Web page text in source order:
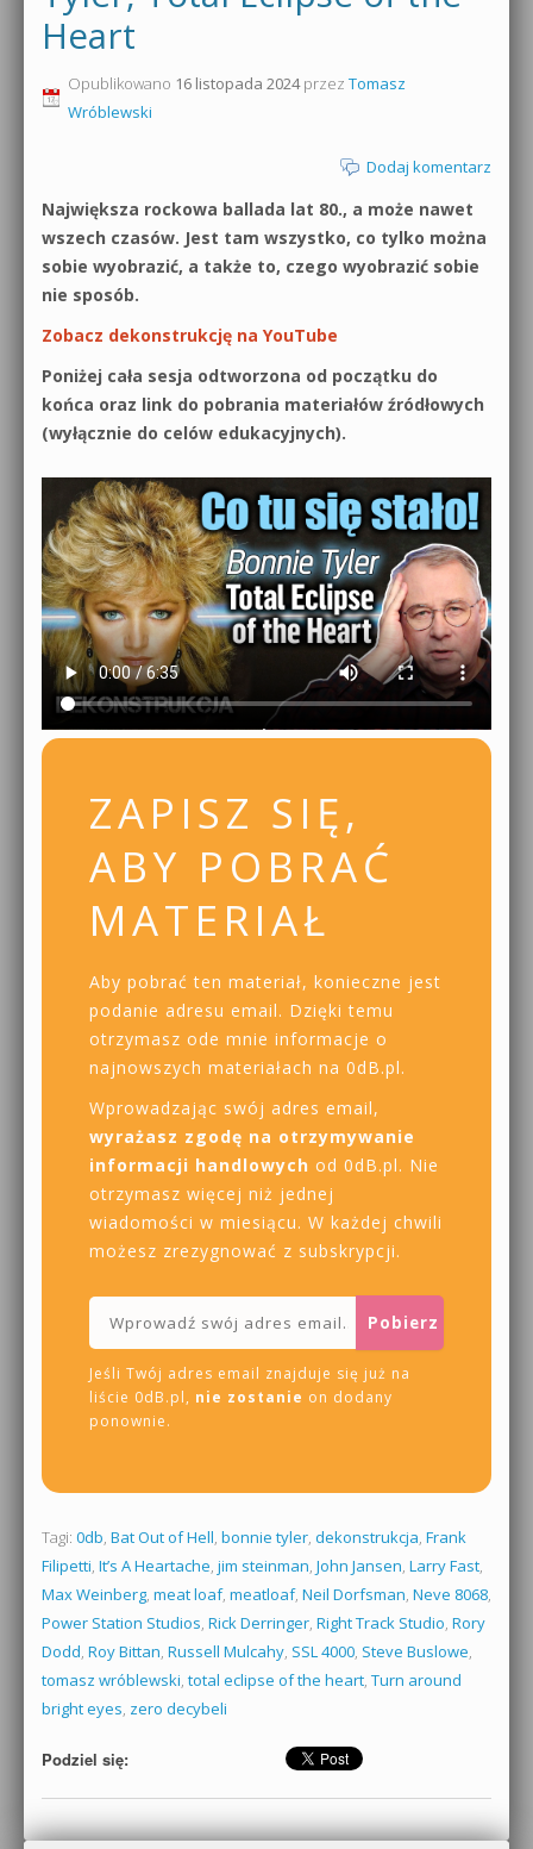
Produkcja muzyczna od podstaw
Sylenth1 od podstaw
Dubstep z syntezatorem Massive
Kontakt 5 Kompendium
0dB.pl - informacje
Newsletter
Polityka prywatności
Regulamin
Wyszukiwanie
Heart
Opublikowano 16 listopada 2024przez Tomasz
Wróblewski
Dodaj komentarz
Największa rockowa ballada lat 80., a może nawet
wszech czasów. Jest tam wszystko, co tylko można
sobie wyobrazić, a także to, czego wyobrazić sobie
nie sposób.
Zobacz dekonstrukcję na YouTube
Poniżej cała sesja odtworzona od początku do
końca oraz link do pobrania materiałów źródłowych
(wyłącznie do celów edukacyjnych).
ZAPISZ SIĘ,
ABY POBRAĆ
MATERIAŁ
Aby pobrać ten materiał, konieczne jest
podanie adresu email. Dzięki temu
otrzymasz ode mnie informacje o
najnowszych materiałach na 0dB.pl.
Wprowadzając swój adres email,
wyrażasz zgodę na otrzymywanie
informacji handlowych od 0dB.pl. Nie
otrzymasz więcej niż jednej
wiadomości w miesiącu. W każdej chwili
możesz zrezygnować z subskrypcji.
Jeśli Twój adres email znajduje się już na
liście 0dB.pl, nie zostanie on dodany
ponownie.
Tagi: 0db, Bat Out of Hell, bonnie tyler, dekonstrukcja, Frank
Filipetti, It’s A Heartache, jim steinman, John Jansen, Larry Fast,
Max Weinberg, meat loaf, meatloaf, Neil Dorfsman, Neve 8068,
Power Station Studios, Rick Derringer, Right Track Studio, Rory
Dodd, Roy Bittan, Russell Mulcahy, SSL 4000, Steve Buslowe,
tomasz wróblewski, total eclipse of the heart, Turn around
bright eyes, zero decybeli
Podziel się: